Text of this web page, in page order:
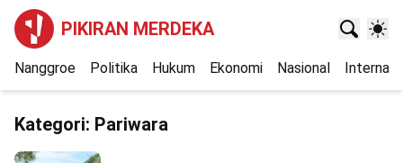
PIKIRAN MERDEKA
Nanggroe Politika Hukum Ekonomi Nasional
Kategori: Pariwara